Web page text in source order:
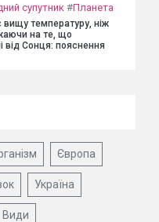
супутник #Планета
температуру, ніж
на те, що
від Сонця: пояснення
Європа
Україна
Види